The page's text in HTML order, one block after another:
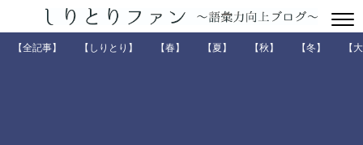
【全記事】 【しりとり】 【春】 【夏】 【秋】 【冬】 【